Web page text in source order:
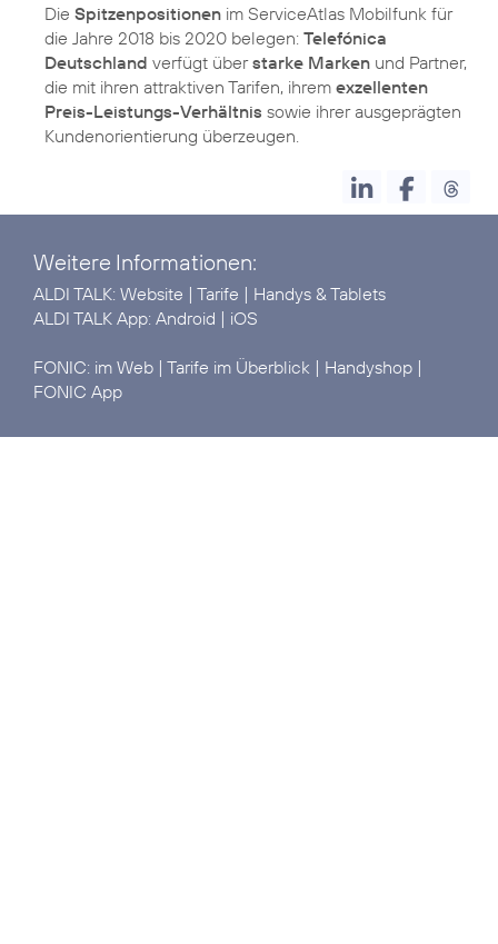
Die Spitzenpositionen im ServiceAtlas Mobilfunk für
die Jahre 2018 bis 2020 belegen: Telefónica
Deutschland verfügt überstarke Marken und Partner,
die mit ihren attraktiven Tarifen, ihrem exzellenten
Preis-Leistungs-Verhältnis sowie ihrer ausgeprägten
Kundenorientierung überzeugen.
Weitere Informationen:
ALDI TALK: Website | Tarife | Handys & Tablets
ALDI TALK App: Android | iOS
FONIC: im Web | Tarife im Überblick | Handyshop |
FONIC App